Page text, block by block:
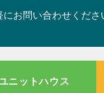
お問い合わせくださ
ニットハウス